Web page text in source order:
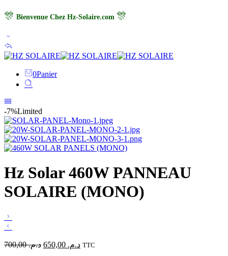
🎊 Bienvenue Chez Hz-Solaire.com 🎊
0Panier
-7%Limited
Hz Solar 460W PANNEAU
SOLAIRE (MONO)
د.م.700,00 د.م. TTC